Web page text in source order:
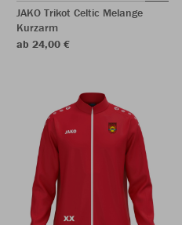
JAKO Trikot Celtic Melange
Kurzarm
ab 24,00 €